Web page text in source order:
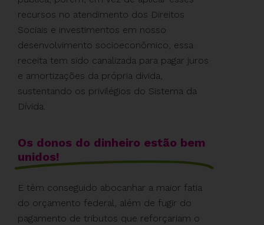
recursos no atendimento dos Direitos
Sociais e investimentos em nosso
desenvolvimento socioeconômico, essa
receita tem sido canalizada para pagar juros
e amortizações da própria dívida,
sustentando os privilégios do Sistema da
Dívida.
Os donos do dinheiro estão bem
unidos!
E têm conseguido abocanhar a maior fatia
do orçamento federal, além de fugir do
pagamento de tributos que reforçariam o